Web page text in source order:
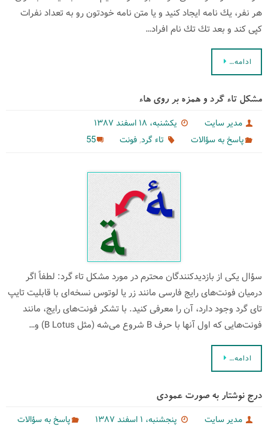
هر نفر، یك نامه ایجاد كنید و یا متن نامه خودتون رو به تعداد نفرات
كپی كند و بعد تك تك نام افراد…
ادامه…
مشكل تاء گرد و همزه بر روی هاء
مدیر سایت
یکشنبه، ۱۸ اسفند ۱۳۸۷
پاسخ به سؤالات
تاء گرد,فونت 55
سؤال یكی از بازدیدكنندگان محترم در مورد مشكل تاء گرد: لطفاً اگر
درمیان فونت‌های رایج فارسی مانند زر یا لوتوس نسخه‌ای با قابلیت تایپ
تای گرد وجود دارد، آن را معرفی کنید. با تشکر فونت‌های رایج، مانند
فونت‌هایی كه اول آنها با حرف B شروع می‌‌شه (مثل B Lotus) و…
ادامه…
درج نوشتار به صورت عمودی
مدیر سایت پنجشنبه، ۱ اسفند ۱۳۸۷
پاسخ به سؤالات